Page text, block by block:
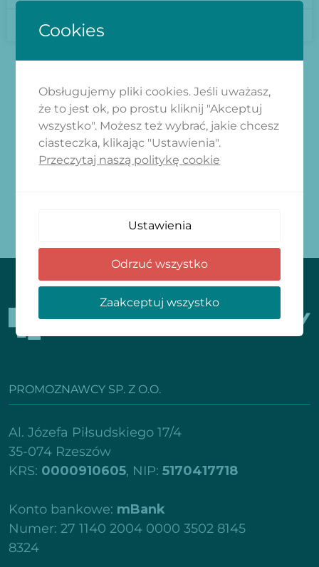
2024-11-28
ZAPISZ SIĘ
Dołącz do naszego newslettera i
PROMOZNAWCY SP. Z O.O.
Al. Józefa Piłsudskiego 17/4
35-074 Rzeszów
KRS: 0000910605, NIP: 5170417718
Konto bankowe: mBank
Numer: 27 1140 2004 0000 3502 8145
8324
Cookies
Obsługujemy pliki cookies. Jeśli uważasz,
że to jest ok, po prostu kliknij "Akceptuj
wszystko". Możesz też wybrać, jakie chcesz
ciasteczka, klikając "Ustawienia".
Przeczytaj naszą politykę cookie
Ustawienia
Odrzuć wszystko
Zaakceptuj wszystko